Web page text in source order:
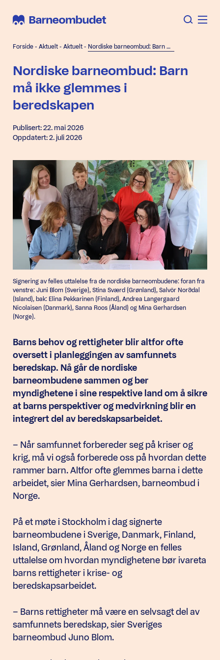
Forside - Aktuelt - Aktuelt - Nordiske barneombud: Barn må ikke glemmes i beredskapen
Nordiske barneombud: Barn
må ikke glemmes i
beredskapen
Publisert: 22. mai 2026
Oppdatert: 2. juli 2026
Signering av felles uttalelse fra de nordiske barneombudene: foran fra
venstre: Juni Blom (Sverige), Stina Sværd (Grønland), Salvör Norðdal
(Island), bak: Elina Pekkarinen (Finland), Andrea Langergaard
Nicolaisen (Danmark), Sanna Roos (Åland) og Mina Gerhardsen
(Norge).
Barns behov og rettigheter blir altfor ofte
oversett i planleggingen av samfunnets
beredskap. Nå går de nordiske
barneombudene sammen og ber
myndighetene i sine respektive land om å sikre
at barns perspektiver og medvirkning blir en
integrert del av beredskapsarbeidet.
– Når samfunnet forbereder seg på kriser og
krig, må vi også forberede oss på hvordan dette
rammer barn. Altfor ofte glemmes barna i dette
arbeidet, sier Mina Gerhardsen, barneombud i
Norge.
På et møte i Stockholm i dag signerte
barneombudene i Sverige, Danmark, Finland,
Island, Grønland, Åland og Norge en felles
uttalelse om hvordan myndighetene bør ivareta
barns rettigheter i krise- og
beredskapsarbeidet.
– Barns rettigheter må være en selvsagt del av
samfunnets beredskap, sier Sveriges
barneombud Juno Blom.